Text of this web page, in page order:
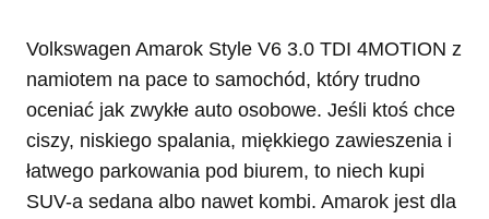
Volkswagen Amarok Style V6 3.0 TDI 4MOTION z
namiotem na pace to samochód, który trudno
oceniać jak zwykłe auto osobowe. Jeśli ktoś chce
ciszy, niskiego spalania, miękkiego zawieszenia i
łatwego parkowania pod biurem, to niech kupi
SUV-a sedana albo nawet kombi. Amarok jest dla